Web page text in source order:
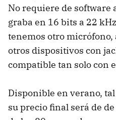
No requiere de software
graba en 16 bits a 22
tenemos otro micrófono,
otros dispositivos con
compatible tan solo con
Disponible en verano,
su precio final será de